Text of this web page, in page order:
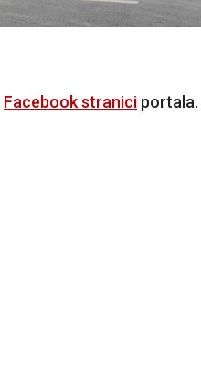
Facebook stranici portala.